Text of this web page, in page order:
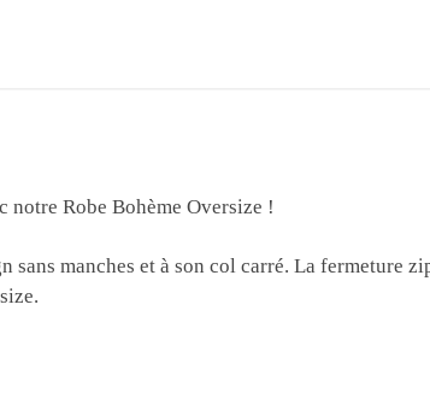
notre Robe Bohème Oversize !
sans manches et à son col carré. La fermeture